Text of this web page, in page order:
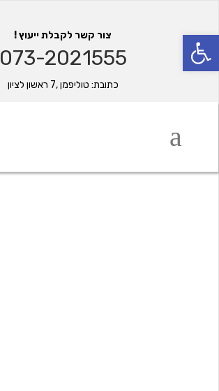
צור קשר לקבלת ייעוץ !
073-2021555
כתובת: טוליפמן ,7 ראשון לציון
פתח סרגל נגישות